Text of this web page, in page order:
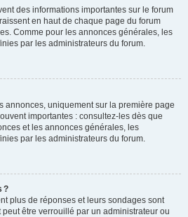
des informations importantes sur le forum
en haut de chaque page du forum
Comme pour les annonces générales, les
par les administrateurs du forum.
annonces, uniquement sur la première page
importantes : consultez-les dès que
et les annonces générales, les
par les administrateurs du forum.
?
plus de réponses et leurs sondages sont
être verrouillé par un administrateur ou